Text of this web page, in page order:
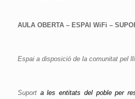
AULA OBERTA – ESPAI WiFi –
Espai a disposició de la comunitat pel
Suport a les entitats del poble per